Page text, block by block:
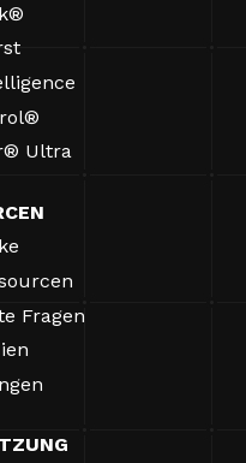
Ultra
Fragen